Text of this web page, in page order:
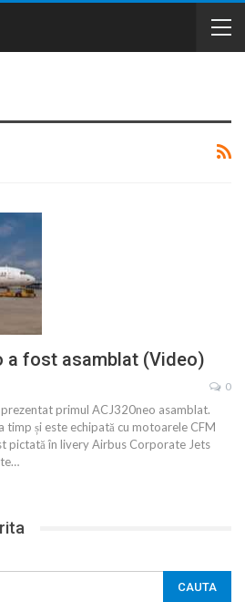
a fost asamblat (Video)
0
primul ACJ320neo asamblat.
timp și este echipată cu motoarele CFM
pictată în livery Airbus Corporate Jets